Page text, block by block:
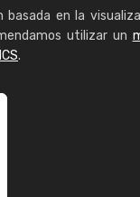
basada en la
utilizar un
.